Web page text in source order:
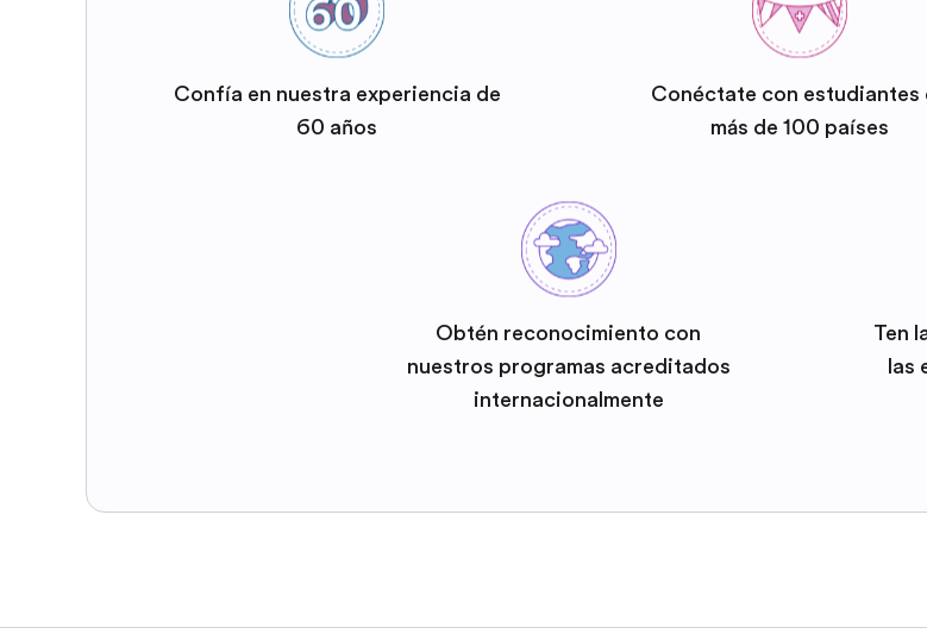
Confía en nuestra experiencia de
60 años
Conéctate con estudiantes
más de 100 países
Obtén reconocimiento con
nuestros programas acreditados
internacionalmente
Ten
las